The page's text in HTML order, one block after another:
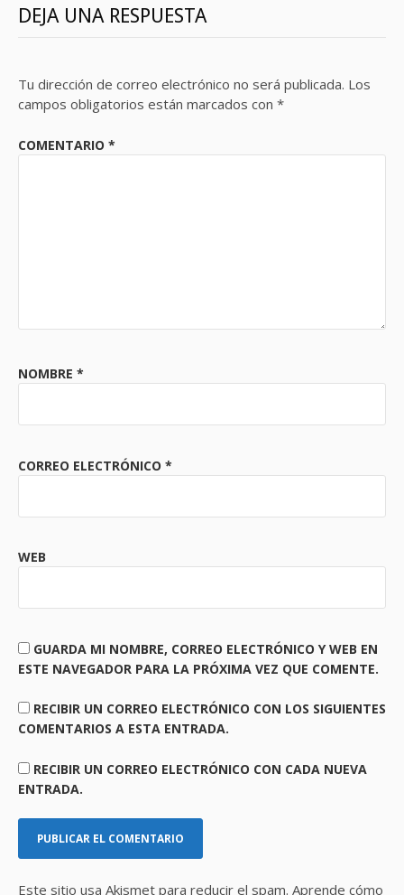
DEJA UNA RESPUESTA
Tu dirección de correo electrónico no será publicada. Los
campos obligatorios están marcados con *
COMENTARIO *
NOMBRE *
CORREO ELECTRÓNICO *
WEB
GUARDA MI NOMBRE, CORREO ELECTRÓNICO Y WEB EN
ESTE NAVEGADOR PARA LA PRÓXIMA VEZ QUE COMENTE.
RECIBIR UN CORREO ELECTRÓNICO CON LOS SIGUIENTES
COMENTARIOS A ESTA ENTRADA.
RECIBIR UN CORREO ELECTRÓNICO CON CADA NUEVA
ENTRADA.
Este sitio usa Akismet para reducir el spam. Aprende cómo